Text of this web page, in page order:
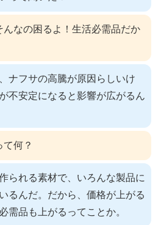
んなの困るよ！生活必需品だか
ナフサの高騰が原因らしいけ
不安定になると影響が広がるん
て何？
られる素材で、いろんな製品に
るんだ。だから、価格が上がる
需品も上がるってことか。